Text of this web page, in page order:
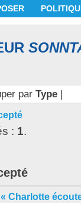
par Type|
: 1.
« Charlotte